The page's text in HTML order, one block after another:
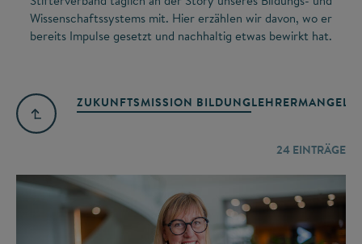
Wissenschaftssystems mit. Hier erzählen wir davon, wo er
bereits Impulse gesetzt und nachhaltig etwas bewirkt hat.
ZUKUNFTSMISSION BILDUNGLEHRERMANGEL
24 EINTRÄGE